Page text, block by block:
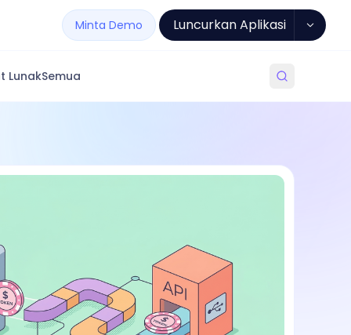
Minta Demo Luncurkan Aplikasi
LunakSemua